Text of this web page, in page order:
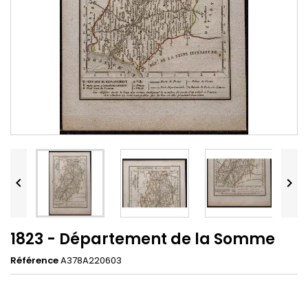
 
1823 - Département de la Somme
RéférenceA378A220603